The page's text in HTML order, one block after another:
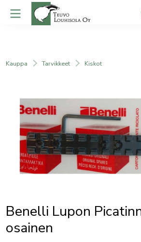
Kauppa Tarvikkeet Kiskot
Benelli Lupon
osainen